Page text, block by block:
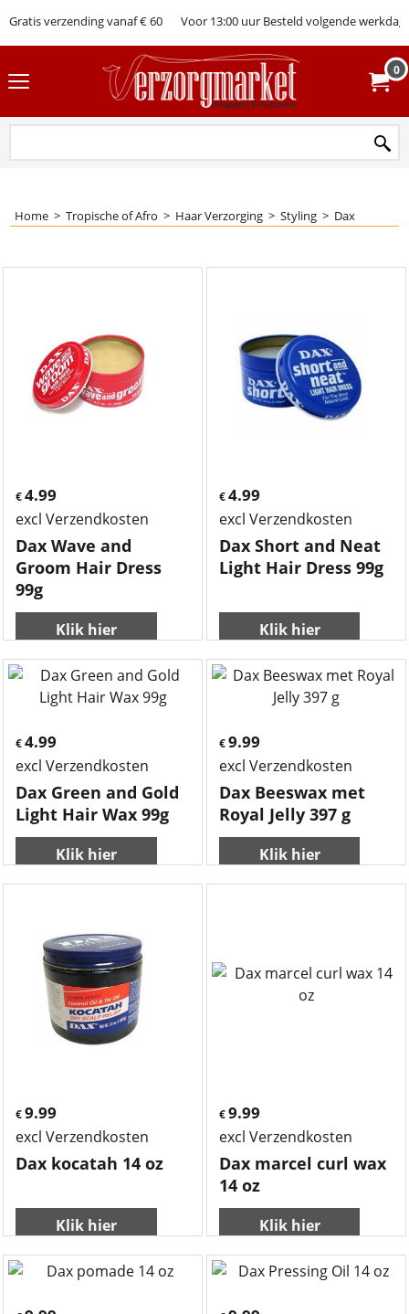
Gratis verzending vanaf € 60 Voor 13:00 uur Besteld volgende werkdag
0
Home > Tropische of Afro > Haar Verzorging > Styling > Dax
€ 4.99
excl Verzendkosten
Dax Wave and
Groom Hair Dress
99g
Klik hier
€4.99
excl Verzendkosten
Dax Short and Neat
Light Hair Dress 99g
Klik hier
€4.99
excl Verzendkosten
Dax Green and Gold
Light Hair Wax 99g
€9.99
excl Verzendkosten
Dax Beeswax met
Royal Jelly 397 g
€9.99
Dax kocatah 14 oz
Klik hier
€9.99
excl Verzendkosten
Dax marcel curl wax
14 oz
Klik hier